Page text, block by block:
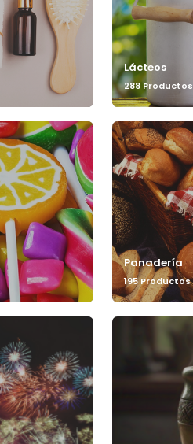
Lácteos
288 Productos
Panadería
195 Productos